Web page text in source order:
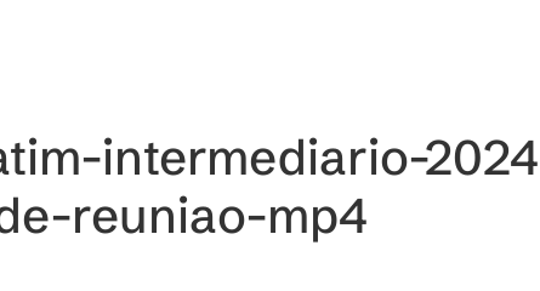
intermediario-
reuniao-mp4